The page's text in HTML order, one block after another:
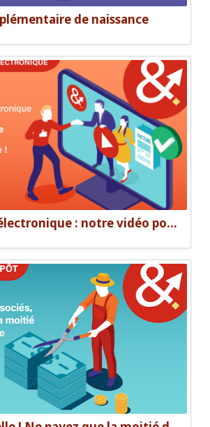
de naissance
Facturation électronique : notre vidéo pour être prêt le 1er septembre